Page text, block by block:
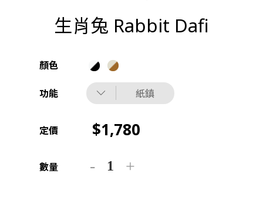
生肖兔 Rabbit Dafi
顏色
功能 紙鎮
定價 1,780
數量